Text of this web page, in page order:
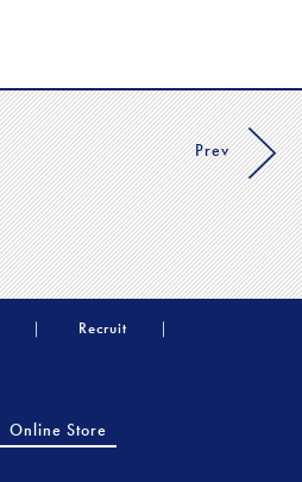
Prev
Recruit
Online Store